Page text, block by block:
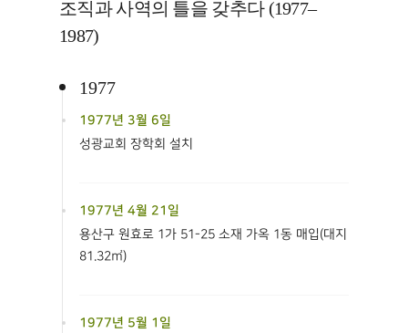
조직과 사역의 틀을 갖추다 (1977–
1987)
1977
1977년 3월 6일
성광교회 장학회 설치
1977년 4월 21일
용산구 원효로 1가 51-25 소재 가옥 1동 매입(대지
81.32㎡)
1977년 5월 1일